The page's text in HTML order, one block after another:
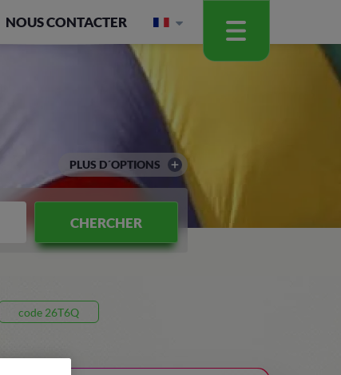
NOUS CONTACTER
CHERCHER
PLUS D´OPTIONS
code 26T6Q